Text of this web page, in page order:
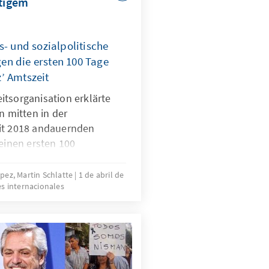
und sozialpolitische
die ersten 100 Tage
Amtszeit
erklärte
mitten in der
2018 andauernden
ersten 100
de Todos), ein Peronist
nicht nur den
Gesundheitspolitik
und Sterberate so gering
die wirtschaftlichen
Martin Schlatte
1 de abril de
internacionales